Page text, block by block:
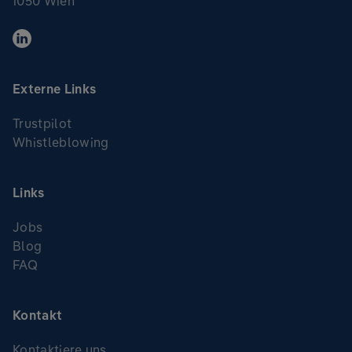
Externe Links
Trustpilot
Whistleblowing
Links
Jobs
Blog
FAQ
Kontakt